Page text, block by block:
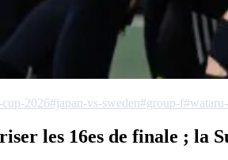
2026#japan-vs-sweden#group-f
les 16es de finale ; la